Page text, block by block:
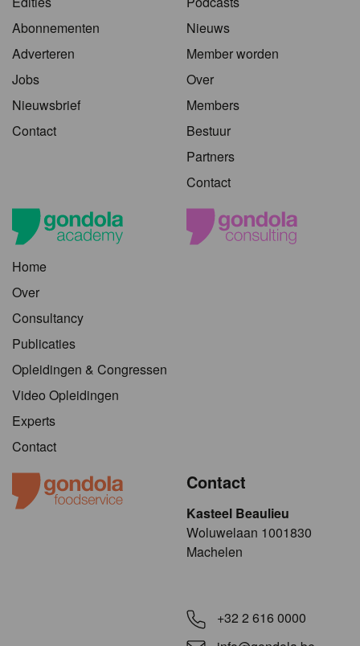
Abonnementen
Adverteren
Jobs
Nieuwsbrief
Contact
Nieuws
Member worden
Over
Members
Bestuur
Partners
Contact
Home
Over
Consultancy
Publicaties
Opleidingen & Congressen
Video Opleidingen
Experts
Contact
Contact
Kasteel Beaulieu
​​​Woluwelaan 1001830
Machelen
+32 2 616 0000